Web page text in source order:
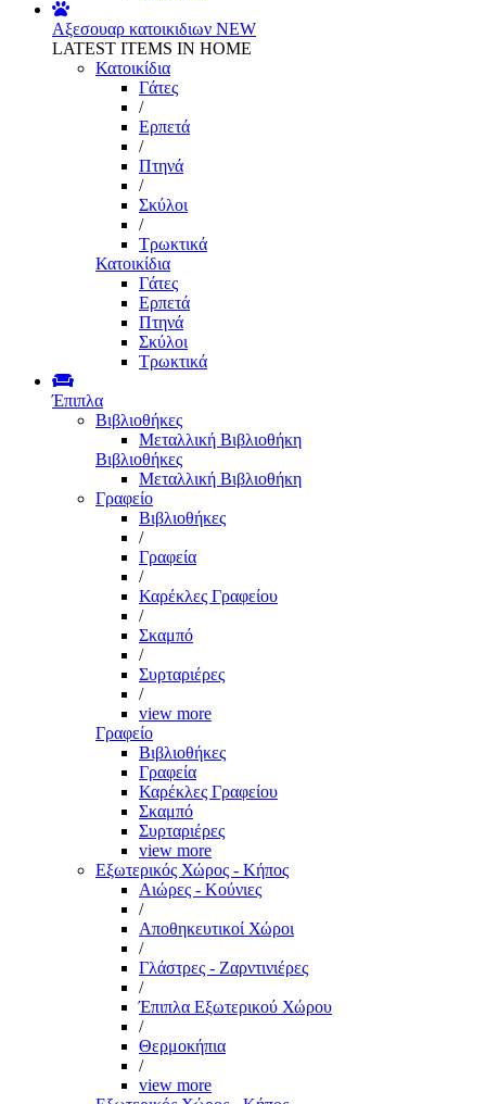
Αξεσουαρ κατοικιδιων NEW
LATEST ITEMS IN HOME
Κατοικίδια
Γάτες
/
Ερπετά
/
Πτηνά
/
Σκύλοι
/
Τρωκτικά
Κατοικίδια
Γάτες
Ερπετά
Πτηνά
Σκύλοι
Τρωκτικά
Έπιπλα
Βιβλιοθήκες
Μεταλλική Βιβλιοθήκη
Βιβλιοθήκες
Μεταλλική Βιβλιοθήκη
Γραφείο
Βιβλιοθήκες
/
Γραφεία
/
Καρέκλες Γραφείου
/
Σκαμπό
/
Συρταριέρες
/
view more
Γραφείο
Βιβλιοθήκες
Γραφεία
Καρέκλες Γραφείου
Σκαμπό
Συρταριέρες
view more
Εξωτερικός Χώρος - Κήπος
Αιώρες - Κούνιες
/
Αποθηκευτικοί Χώροι
/
Γλάστρες - Ζαρντινιέρες
/
Έπιπλα Εξωτερικού Χώρου
/
Θερμοκήπια
/
view more